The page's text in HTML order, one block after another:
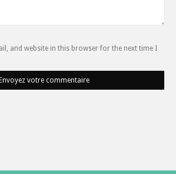
and website in this browser for the next time I
Envoyez votre commentaire